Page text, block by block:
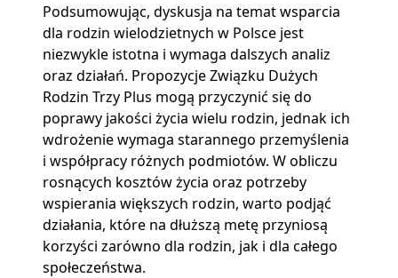
Podsumowując, dyskusja na temat wsparcia
dla rodzin wielodzietnych w Polsce jest
niezwykle istotna i wymaga dalszych analiz
oraz działań. Propozycje Związku Dużych
Rodzin Trzy Plus mogą przyczynić się do
poprawy jakości życia wielu rodzin, jednak ich
wdrożenie wymaga starannego przemyślenia
i współpracy różnych podmiotów. W obliczu
rosnących kosztów życia oraz potrzeby
wspierania większych rodzin, warto podjąć
działania, które na dłuższą metę przyniosą
korzyści zarówno dla rodzin, jak i dla całego
społeczeństwa.